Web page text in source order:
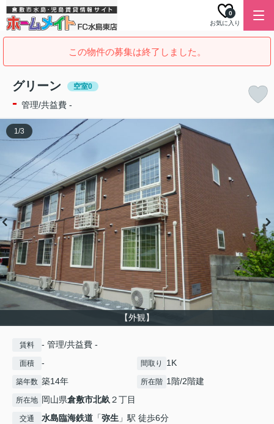
お気に入り
0
この物件の募集は終了しました。
グリーン 空室0
- 管理/共益費 -
【外観】
1/3
賃料 - 管理/共益費 -
面積 - 間取り 1K
築年数 築14年 所在階 1階/2階建
所在地 岡山県倉敷市北畝２丁目
交通 水島臨海鉄道 「弥生 」駅 徒歩6分